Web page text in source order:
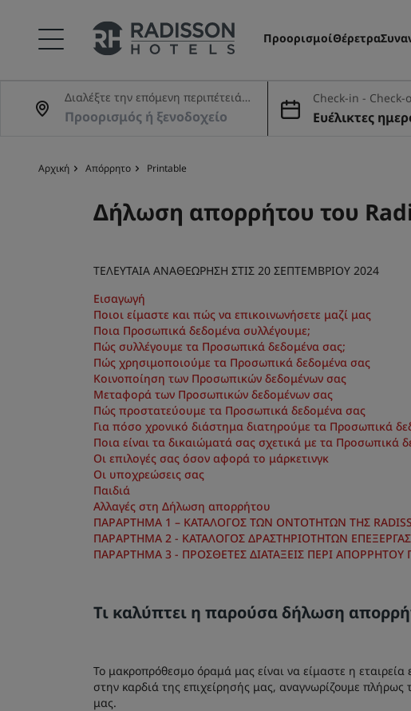
ΠροορισμοίΘέρετρα
Διαλέξτε την επόμενη περιπέτειά
σας
Check-in - Check-
Ευέλικτες
Αρχική Απόρρητο Printable
Δήλωση απορρήτου του
ΤΕΛΕΥΤΑΙΑ ΑΝΑΘΕΩΡΗΣΗ ΣΤΙΣ 20 ΣΕΠΤΕΜΒΡΙΟΥ 2024
Εισαγωγή
Ποιοι είμαστε και πώς να επικοινωνήσετε μαζί μας
Ποια Προσωπικά δεδομένα συλλέγουμε;
Πώς συλλέγουμε τα Προσωπικά δεδομένα σας;
Πώς χρησιμοποιούμε τα Προσωπικά δεδομένα σας
Κοινοποίηση των Προσωπικών δεδομένων σας
Μεταφορά των Προσωπικών δεδομένων σας
Πώς προστατεύουμε τα Προσωπικά δεδομένα σας
Για πόσο χρονικό διάστημα διατηρούμε τα Προσωπικά
Ποια είναι τα δικαιώματά σας σχετικά με τα Προσωπικά
Οι επιλογές σας όσον αφορά το μάρκετινγκ
Οι υποχρεώσεις σας
Παιδιά
Αλλαγές στη Δήλωση απορρήτου
ΠΑΡΑΡΤΗΜΑ 1 – ΚΑΤΑΛΟΓΟΣ ΤΩΝ ΟΝΤΟΤΗΤΩΝ ΤΗΣ
ΠΑΡΑΡΤΗΜΑ 2 - ΚΑΤΑΛΟΓΟΣ ΔΡΑΣΤΗΡΙΟΤΗΤΩΝ
ΠΑΡΑΡΤΗΜΑ 3 - ΠΡΟΣΘΕΤΕΣ ΔΙΑΤΑΞΕΙΣ ΠΕΡΙ
Τι καλύπτει η παρούσα δήλωση
Το μακροπρόθεσμο όραμά μας είναι να είμαστε η εταιρεία
στην καρδιά της επιχείρησής μας, αναγνωρίζουμε
μας.